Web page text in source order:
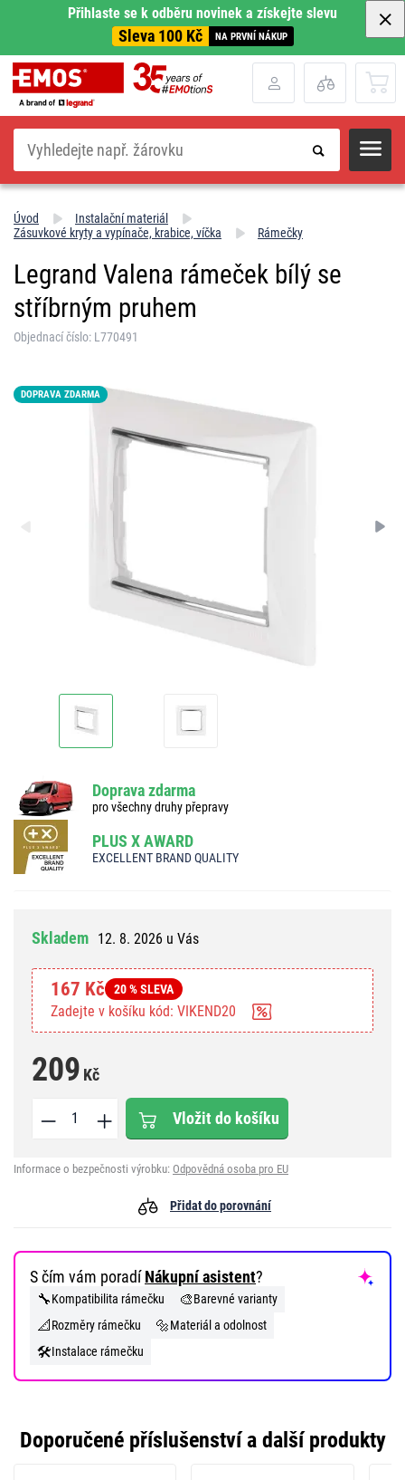
Přihlaste se k odběru novinek a získejte slevu
Sleva 100 Kč NA PRVNÍ NÁKUP
Hledat
Úvod
Instalační materiál
Zásuvkové kryty a vypínače, krabice, víčka
Rámečky
Legrand Valena rámeček bílý se
stříbrným pruhem
Objednací číslo: L770491
DOPRAVA ZDARMA
Doprava zdarma
pro všechny druhy přepravy
PLUS X AWARD
EXCELLENT BRAND QUALITY
Skladem 12. 8. 2026 u Vás
167 Kč 20 % SLEVA
Zadejte v košíku kód: VIKEND20
209 Kč
Vložit do košíku
Informace o bezpečnosti výrobku: Odpovědná osoba pro EU
Přidat do porovnání
S čím vám poradíNákupní asistent?
🔧Kompatibilita rámečku 🎨Barevné varianty
📐 Rozměry rámečku 🔩Materiál a odolnost
🛠️Instalace rámečku
Doporučené příslušenství a další produkty